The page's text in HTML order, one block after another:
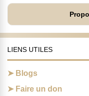
LIENS UTILES
Blogs
Faire un don